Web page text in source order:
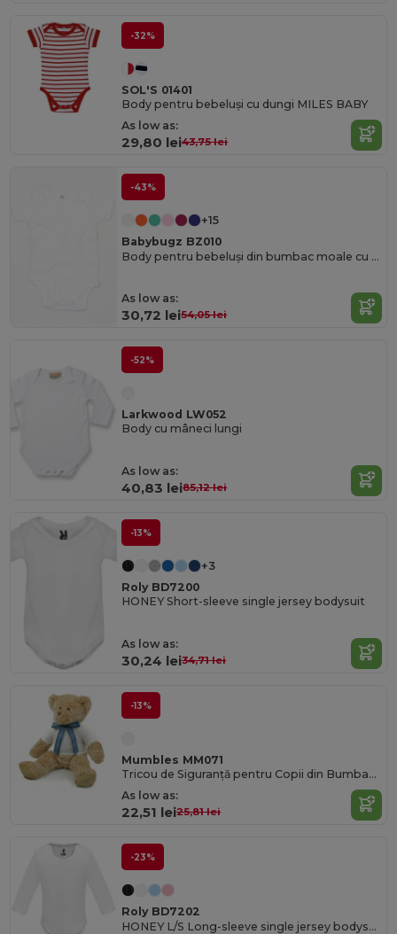
-32%
SOL'S 01401
Body pentru bebeluși cu dungi MILES BABY
As low as:
29,80 lei43,75 lei
-43%
+15
Babybugz BZ010
Body pentru bebeluși din bumbac moale cu capse pentru îmbrăcare ușoară
As low as:
30,72 lei54,05 lei
-52%
Larkwood LW052
Body cu mâneci lungi
As low as:
40,83 lei85,12 lei
-13%
+3
Roly BD7200
HONEY Short-sleeve single jersey bodysuit
As low as:
30,24 lei34,71 lei
-13%
Mumbles MM071
Tricou de Siguranță pentru Copii din Bumbac Comfy
As low as:
22,51 lei25,81 lei
-23%
Roly BD7202
HONEY L/S Long-sleeve single jersey bodysuit